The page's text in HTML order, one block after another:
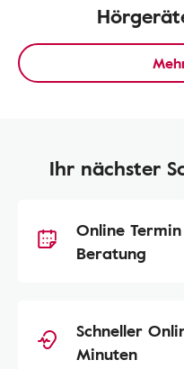
Ihr nächster
Online
Beratung
Schneller
Minuten